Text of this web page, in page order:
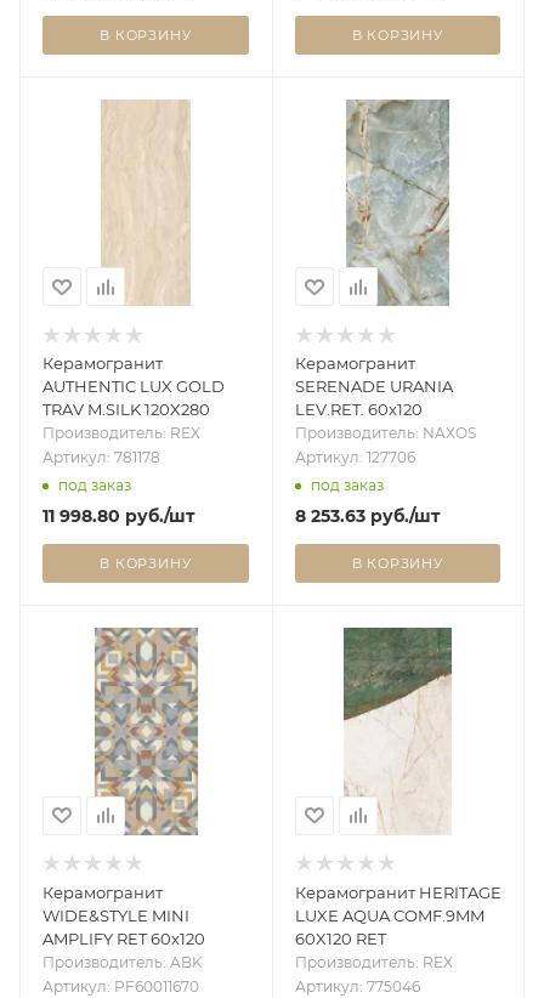
В КОРЗИНУ В КОРЗИНУ
Керамогранит
AUTHENTIC LUX GOLD
TRAV M.SILK 120X280
Производитель: REX
Артикул: 781178
под заказ
11 998.80 руб./шт
В КОРЗИНУ
Керамогранит
SERENADE URANIA
LEV.RET. 60x120
Производитель: NAXOS
Артикул: 127706
под заказ
8 253.63руб./шт
В КОРЗИНУ
Керамогранит
WIDE&STYLE MINI
AMPLIFY RET 60х120
Производитель: ABK
Артикул: PF60011670
Керамогранит HERITAGE
LUXE AQUA COMF.9MM
60X120 RET
Производитель: REX
Артикул: 775046